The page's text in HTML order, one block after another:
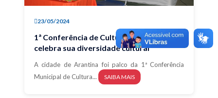
23/05/2024
1ª Conferência de Cultura: Arantina
celebra sua diversidade cultural
A cidade de Arantina foi palco da 1ª Conferência
Municipal de Cultura...
SAIBA MAIS